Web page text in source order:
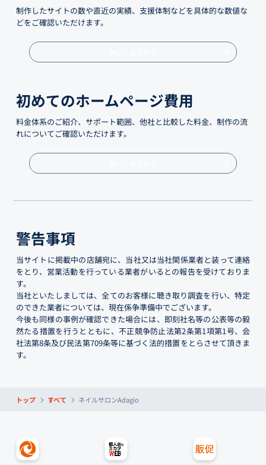
制作したサイトの数や直近の実績、支援体制などを具体的な数値な
どをご確認いただけます。
初めてのホームページ費用
料金体系のご紹介、サポート範囲、他社と比較した料金、制作の流
れについてご確認いただけます。
警告事項
当サイトに掲載中の店舗宛に、当社又は当社関係業者と装って連絡
をとり、営業活動を行っている業者がいるとの報告を受けておりま
す。
当社といたしましては、全てのお客様に聴き取り調査を行い、特定
のできた業者については、現在係争準備中でございます。
今後も同様の事例が確認できた場合には、即刻社名等の公表等の毅
然たる措置を行うとともに、不正競争防止法第2条第1項第1号、会
社法第8条及び民法第709条等に基づく法的措置をとらさせて頂きま
す。
トップ すべて ネイルサロンAdagio